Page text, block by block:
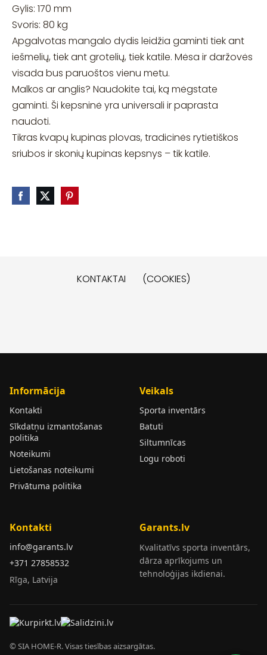
Gylis: 170 mm
Svoris: 80 kg
Apgalvotas mangalo dydis leidžia gaminti tiek ant
iešmelių, tiek ant grotelių, tiek katile. Mėsa ir daržovės
visada bus paruoštos vienu metu.
Malkos ar anglis? Naudokite tai, ką mėgstate
gaminti. Ši kepsninė yra universali ir paprasta
naudoti.
Tikras kvapų kupinas plovas, tradicinės rytietiškos
sriubos ir skonių kupinas kepsnys – tik katile.
KONTAKTAI (COOKIES)
Informācija
Kontakti
Sīkdatņu izmantošanas
politika
Noteikumi
Lietošanas noteikumi
Privātuma politika
Veikals
Sporta inventārs
Batuti
Siltumnīcas
Logu roboti
Kontakti
info@garants.lv
+371 27858532
Rīga, Latvija
Garants.lv
Kvalitatīvs sporta inventārs,
dārza aprīkojums un
tehnoloģijas ikdienai.
© SIA HOME-R. Visas tiesības aizsargātas.